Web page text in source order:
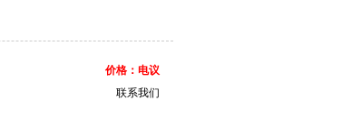
价格：电议
联系我们